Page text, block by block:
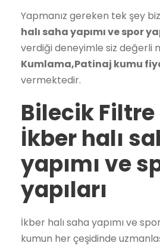
Yapmanız gereken tek şey
halı saha yapımı ve spor
verdiği deneyimle siz değerli
Kumlama,Patinaj kumu
vermektedir.
Bilecik
İkber halı
yapımı ve
yapıları
İkber halı saha yapımı ve
kumun her çeşidinde